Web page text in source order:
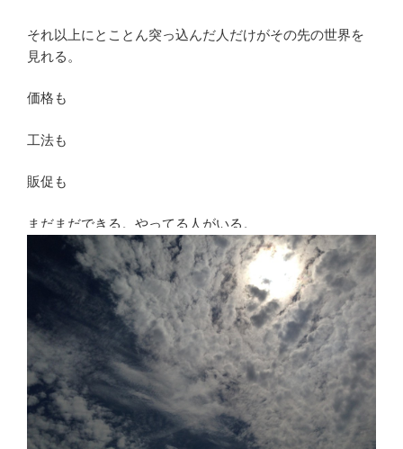
それ以上にとことん突っ込んだ人だけがその先の世界を
見れる。
価格も
工法も
販促も
まだまだできる。やってる人がいる。